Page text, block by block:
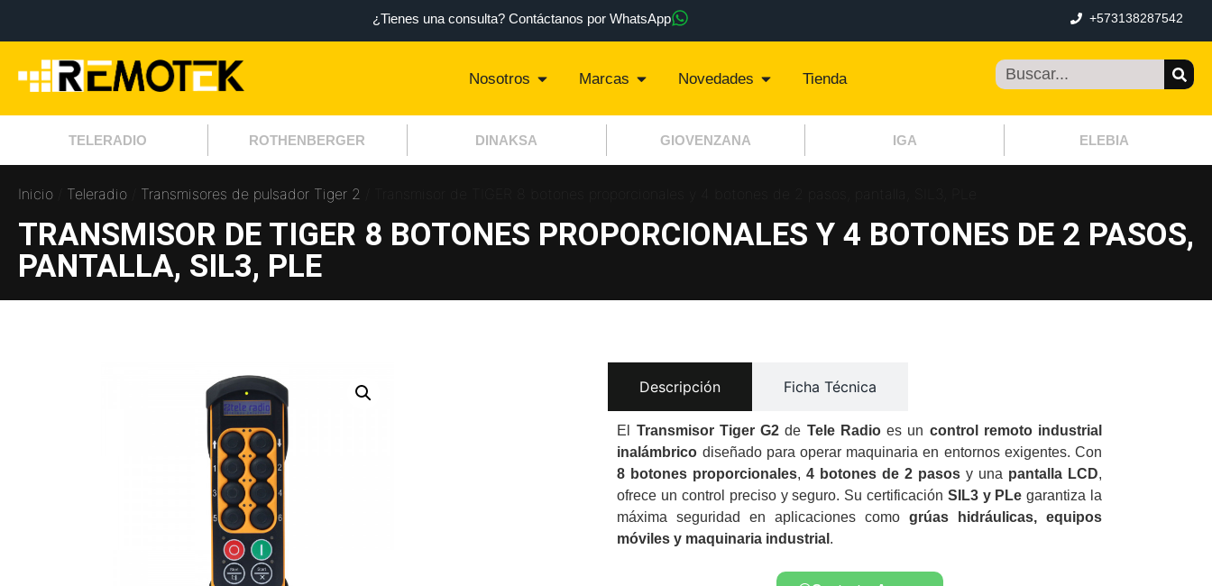
¿Tienes una consulta? Contáctanos por WhatsApp +573138287542
Nosotros Marcas Novedades Tienda
TELERADIO ROTHENBERGER DINAKSA GIOVENZANA IGA ELEBIA
Inicio Teleradio Transmisores de pulsador Tiger 2
TRANSMISOR DE TIGER 8 BOTONES PROPORCIONALES Y 4 BOTONES DE 2 PASOS,
PANTALLA, SIL3, PLE
Descripción Ficha Técnica
El Transmisor Tiger G2 de Tele Radioes un control remoto industrial
inalámbrico diseñado para operar maquinaria en entornos exigentes. Con
8 botones proporcionales,4 botones de 2 pasos y una pantalla LCD,
ofrece un control preciso y seguro. Su certificación SIL3 y PLe garantiza la
máxima seguridad en aplicaciones comogrúas hidráulicas, equipos
móviles y maquinaria industrial .